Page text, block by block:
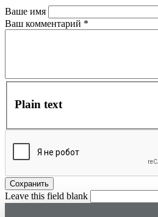
Ваше имя
Ваш комментарий *
Plain text
Leave this field blank